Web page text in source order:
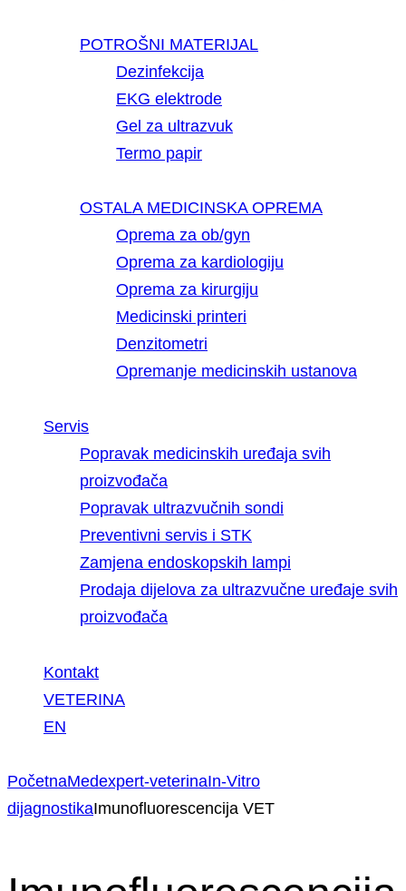
POTROŠNI MATERIJAL
Dezinfekcija
EKG elektrode
Gel za ultrazvuk
Termo papir
OSTALA MEDICINSKA OPREMA
Oprema za ob/gyn
Oprema za kardiologiju
Oprema za kirurgiju
Medicinski printeri
Denzitometri
Opremanje medicinskih ustanova
Servis
Popravak medicinskih uređaja svih
proizvođača
Popravak ultrazvučnih sondi
Preventivni servis i STK
Zamjena endoskopskih lampi
Prodaja dijelova za ultrazvučne uređaje svih
proizvođača
Kontakt
VETERINA
EN
PočetnaMedexpert-veterinaIn-Vitro
dijagnostikaImunofluorescencija VET